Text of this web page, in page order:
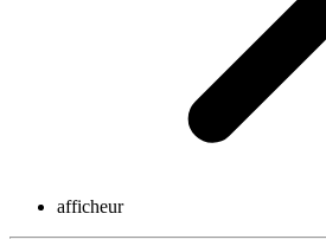
afficheur